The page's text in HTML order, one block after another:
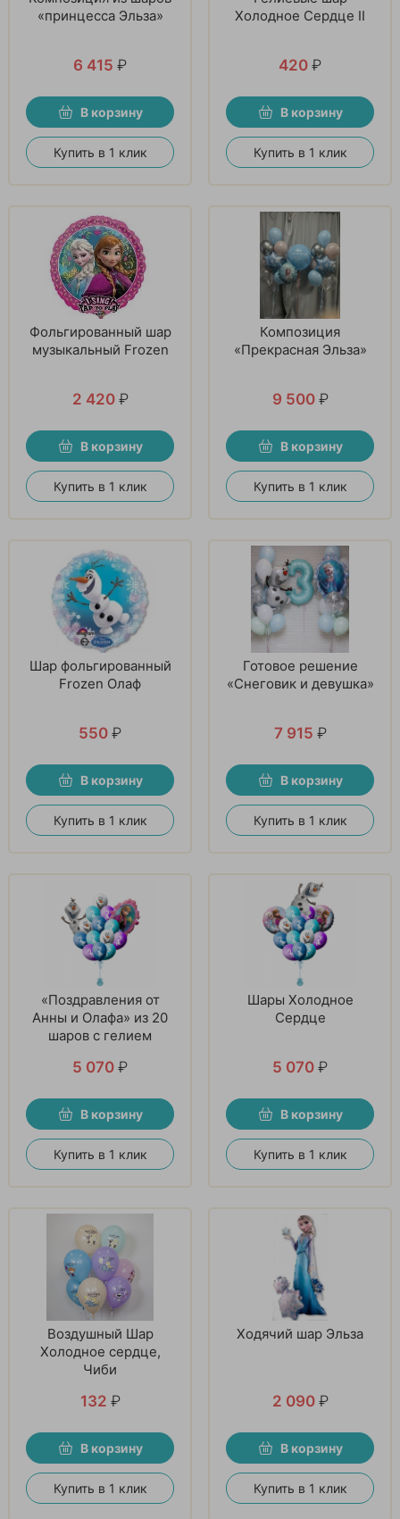
«принцесса Эльза»
6 415 ₽
В корзину
Купить в 1 клик
Холодное Cердце II
420 ₽
В корзину
Купить в 1 клик
Фольгированный шар
музыкальный Frozen
2 420 ₽
В корзину
Купить в 1 клик
Композиция
«Прекрасная Эльза»
9 500 ₽
В корзину
Купить в 1 клик
Шар фольгированный
Frozen Олаф
550 ₽
В корзину
Купить в 1 клик
Готовое решение
«Снеговик и девушка»
7 915 ₽
В корзину
Купить в 1 клик
«Поздравления от
Анны и Олафа» из 20
шаров с гелием
5 070 ₽
В корзину
Купить в 1 клик
Шары Холодное
Сердце
5 070 ₽
В корзину
Купить в 1 клик
Воздушный Шар
Холодное сердце,
Чиби
132 ₽
В корзину
Купить в 1 клик
Ходячий шар Эльза
2 090 ₽
В корзину
Купить в 1 клик